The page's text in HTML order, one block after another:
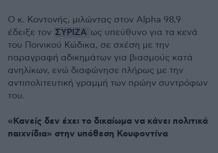
Ο κ. Κοντονής, μιλώντας στον Alpha 98,9
έδειξε τον ΣΥΡΙΖΑ ως υπεύθυνο για τα κενά
του Ποινικού Κώδικα, σε σχέση με την
παραγραφή αδικημάτων για βιασμούς κατά
ανηλίκων, ενώ διαφώνησε πλήρως με την
αντιπολιτευτική γραμμή των πρώην συντρόφων
του.
«Κανείς δεν έχει το δικαίωμα να κάνει πολιτικά
παιχνίδια» στην υπόθεση Κουφοντίνα